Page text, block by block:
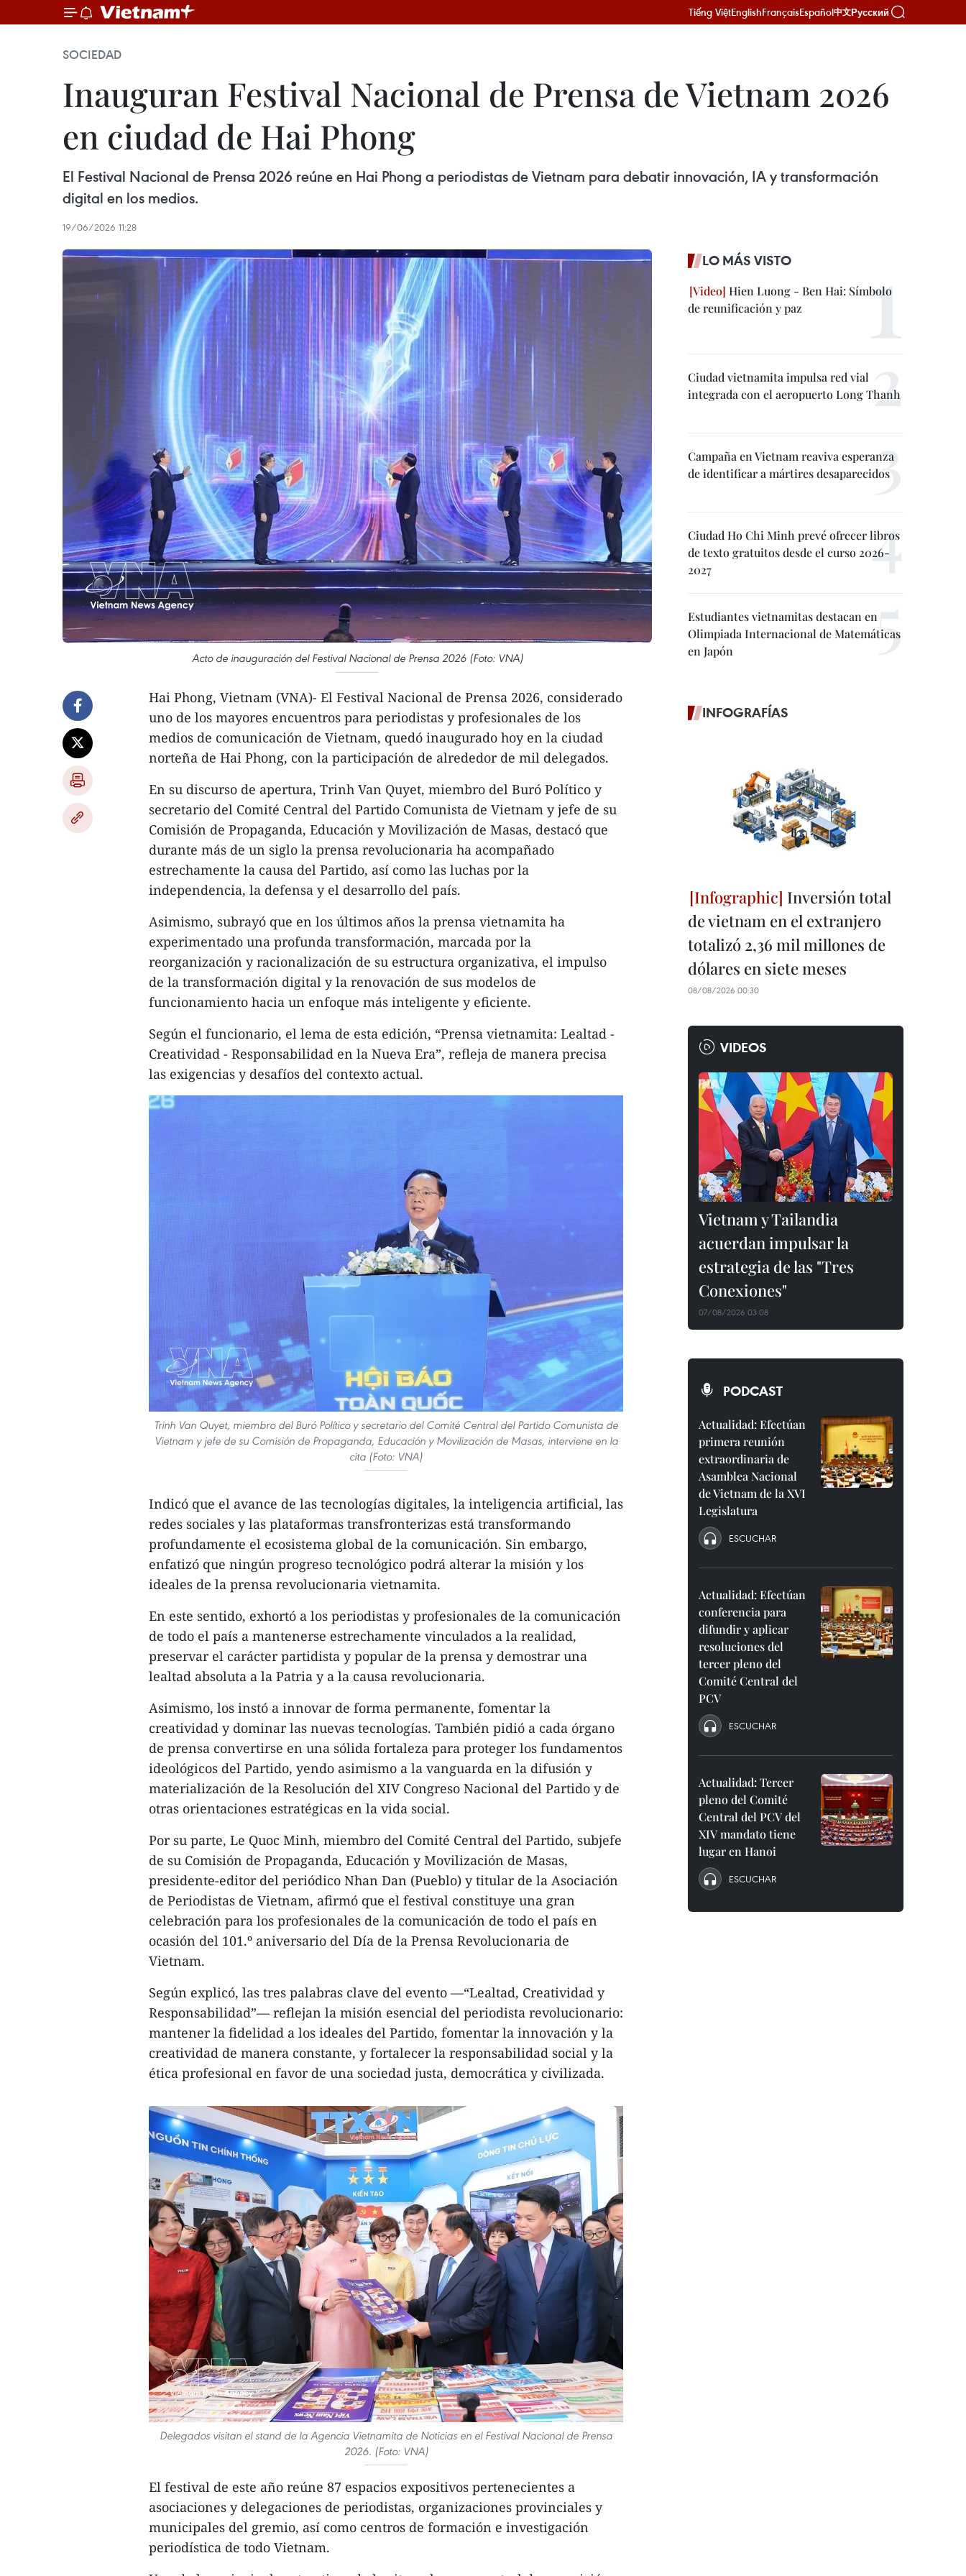
Tiếng ViệtEnglishFrançaisEspañol中文Русский
SOCIEDAD
Inauguran Festival Nacional de Prensa de Vietnam 2026
en ciudad de Hai Phong
El Festival Nacional de Prensa 2026 reúne en Hai Phong a periodistas de Vietnam para debatir innovación, IA y transformación
digital en los medios.
19/06/2026 11:28
Acto de inauguración del Festival Nacional de Prensa 2026 (Foto: VNA)
​Hai Phong, Vietnam (VNA)- El Festival Nacional de Prensa 2026, considerado
uno de los mayores encuentros para periodistas y profesionales de los
medios de comunicación de Vietnam, quedó inaugurado hoy en la ciudad
norteña de Hai Phong, con la participación de alrededor de mil delegados.
En su discurso de apertura, Trinh Van Quyet, miembro del Buró Político y
secretario del Comité Central del Partido Comunista de Vietnam y jefe de su
Comisión de Propaganda, Educación y Movilización de Masas, destacó que
durante más de un siglo la prensa revolucionaria ha acompañado
estrechamente la causa del Partido, así como las luchas por la
independencia, la defensa y el desarrollo del país.
Asimismo, subrayó que en los últimos años la prensa vietnamita ha
experimentado una profunda transformación, marcada por la
reorganización y racionalización de su estructura organizativa, el impulso
de la transformación digital y la renovación de sus modelos de
funcionamiento hacia un enfoque más inteligente y eficiente.
Según el funcionario, el lema de esta edición, “Prensa vietnamita: Lealtad -
Creatividad - Responsabilidad en la Nueva Era”, refleja de manera precisa
las exigencias y desafíos del contexto actual.
Trinh Van Quyet, miembro del Buró Político y secretario del Comité Central del Partido Comunista de
Vietnam y jefe de su Comisión de Propaganda, Educación y Movilización de Masas, interviene en la
cita (Foto: VNA)
Indicó que el avance de las tecnologías digitales, la inteligencia artificial, las
redes sociales y las plataformas transfronterizas está transformando
profundamente el ecosistema global de la comunicación. Sin embargo,
enfatizó que ningún progreso tecnológico podrá alterar la misión y los
ideales de la prensa revolucionaria vietnamita.
En este sentido, exhortó a los periodistas y profesionales de la comunicación
de todo el país a mantenerse estrechamente vinculados a la realidad,
preservar el carácter partidista y popular de la prensa y demostrar una
lealtad absoluta a la Patria y a la causa revolucionaria.
​Asimismo, los instó a innovar de forma permanente, fomentar la
creatividad y dominar las nuevas tecnologías. También pidió a cada órgano
de prensa convertirse en una sólida fortaleza para proteger los fundamentos
ideológicos del Partido, yendo asimismo a la vanguarda en la difusión y
materialización de la Resolución del XIV Congreso Nacional del Partido y de
otras orientaciones estratégicas en la vida social.
Por su parte, Le Quoc Minh, miembro del Comité Central del Partido, subjefe
de su Comisión de Propaganda, Educación y Movilización de Masas,
presidente-editor del periódico Nhan Dan (Pueblo) y titular de la Asociación
de Periodistas de Vietnam, afirmó que el festival constituye una gran
celebración para los profesionales de la comunicación de todo el país en
ocasión del 101.º aniversario del Día de la Prensa Revolucionaria de
Vietnam.
Según explicó, las tres palabras clave del evento —“Lealtad, Creatividad y
Responsabilidad”— reflejan la misión esencial del periodista revolucionario:
mantener la fidelidad a los ideales del Partido, fomentar la innovación y la
creatividad de manera constante, y fortalecer la responsabilidad social y la
ética profesional en favor de una sociedad justa, democrática y civilizada.
Delegados visitan el stand de la Agencia Vietnamita de Noticias en el Festival Nacional de Prensa
2026. (Foto: VNA)
El festival de este año reúne 87 espacios expositivos pertenecientes a
asociaciones y delegaciones de periodistas, organizaciones provinciales y
municipales del gremio, así como centros de formación e investigación
periodística de todo Vietnam.
LO MÁS VISTO
Hien Luong - Ben Hai: Símbolo
de reunificación y paz
Ciudad vietnamita impulsa red vial
integrada con el aeropuerto Long Thanh
Campaña en Vietnam reaviva esperanza
de identificar a mártires desaparecidos
Ciudad Ho Chi Minh prevé ofrecer libros
de texto gratuitos desde el curso 2026-
2027
Estudiantes vietnamitas destacan en
Olimpiada Internacional de Matemáticas
en Japón
INFOGRAFÍAS
Inversión total
de vietnam en el extranjero
totalizó 2,36 mil millones de
dólares en siete meses
08/08/2026 00:30
VIDEOS
Vietnam y Tailandia
acuerdan impulsar la
estrategia de las "Tres
Conexiones"
07/08/2026 03:08
PODCAST
Actualidad: Efectúan
primera reunión
extraordinaria de
Asamblea Nacional
de Vietnam de la XVI
Legislatura
ESCUCHAR
Actualidad: Efectúan
conferencia para
difundir y aplicar
resoluciones del
tercer pleno del
Comité Central del
PCV
ESCUCHAR
Actualidad: Tercer
pleno del Comité
Central del PCV del
XIV mandato tiene
lugar en Hanoi
ESCUCHAR